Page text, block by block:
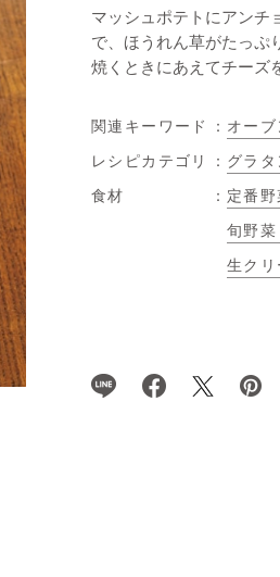
マッシュポテトにアンチ
で、ほうれん草がたっぷ
焼くときにあえてチーズ
関連キーワード オーブ
レシピカテゴリ
グラ
食材
定番野
旬野菜
生クリ